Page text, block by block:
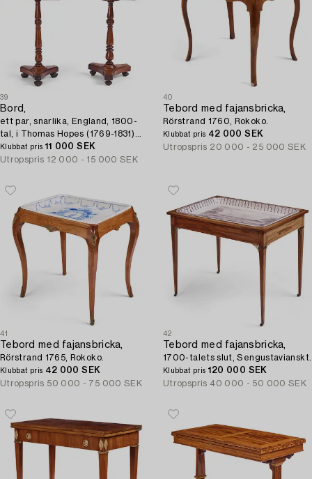
39
Bord,
ett par, snarlika, England, 1800-
tal, i Thomas Hopes (1769-1831)
art, Regency.
Klubbat pris 11 000 SEK
Utropspris 12 000 - 15 000 SEK
40
Tebord med fajansbricka,
Rörstrand 1760, Rokoko.
Klubbat pris 42 000 SEK
Utropspris 20 000 - 25 000 SEK
41
Tebord med fajansbricka,
Rörstrand 1765, Rokoko.
Klubbat pris 42 000 SEK
Utropspris 50 000 - 75 000 SEK
42
Tebord med fajansbricka,
1700-talets slut, Sengustavianskt.
Klubbat pris 120 000 SEK
Utropspris 40 000 - 50 000 SEK